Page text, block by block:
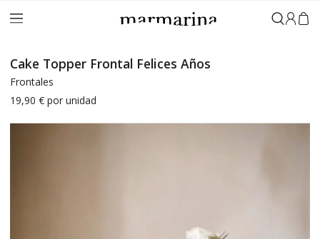
Iniciar
Cake Topper Frontal Felices Años
Frontales
19,90 € por unidad